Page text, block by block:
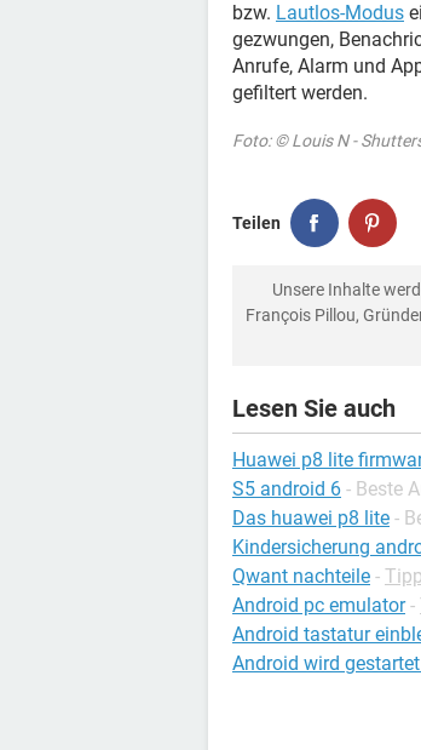
bzw. Lautlos-Modus
gezwungen,
Anrufe, Alarm und
gefiltert werden.
Foto: © Louis N -
Teilen
Unsere Inhalte
François Pillou,
Lesen Sie auch
Huawei p8 lite
S5 android 6 - Beste
Das huawei p8 lite -
Kindersicherung
Qwant nachteile -
Android pc emulator -
Android tastatur
Android wird